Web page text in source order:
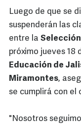
Luego de que se
suspenderán las
entre la
próximo jueves 18
Educación de
Miramontes,
se cumplirá con el
"Nosotros